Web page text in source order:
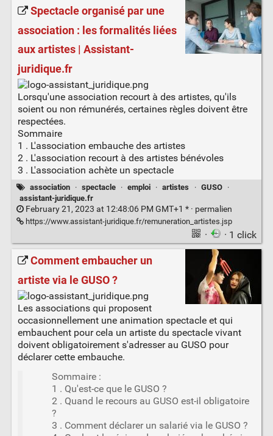
Spectacle organisé par une
association : les formalités liées
aux artistes | Assistant-
juridique.fr
Lorsqu'une association recourt à des artistes, qu'ils
soient ou non rémunérés, certaines règles doivent être
respectées.
Sommaire
1 . L'association embauche des artistes
2 . L'association recourt à des artistes bénévoles
3 . L'association achète un spectacle
association · spectacle · emploi · artistes · GUSO
·
assistant-juridique.fr
February 21, 2023 at 12:48:06 PM GMT+1 * · permalien
https://www.assistant-juridique.fr/remuneration_artistes.jsp
· · 1 click
Comment embaucher un
artiste via le GUSO ?
Les associations qui proposent
occasionnellement une animation spectacle et qui
embauchent pour cela un artiste du spectacle vivant
doivent obligatoirement s'adresser au GUSO pour
déclarer cette embauche.
Sommaire :
1 . Qu'est-ce que le GUSO ?
2 . Quand le recours au GUSO est-il obligatoire
?
3 . Comment déclarer un salarié via le GUSO ?